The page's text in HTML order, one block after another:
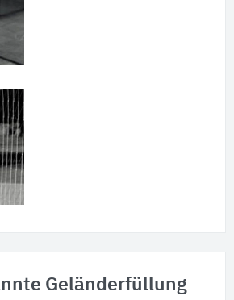
Geländerfüllung